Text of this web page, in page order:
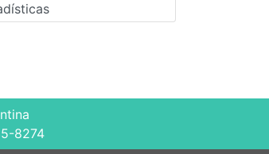
8274